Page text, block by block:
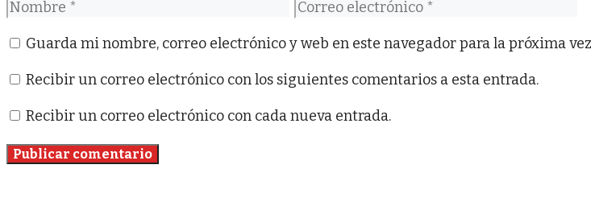
Nombre
Correo
Guarda mi nombre, correo electrónico y web en este navegador para la próxima
Recibir un correo electrónico con los siguientes comentarios a esta entrada.
Recibir un correo electrónico con cada nueva entrada.